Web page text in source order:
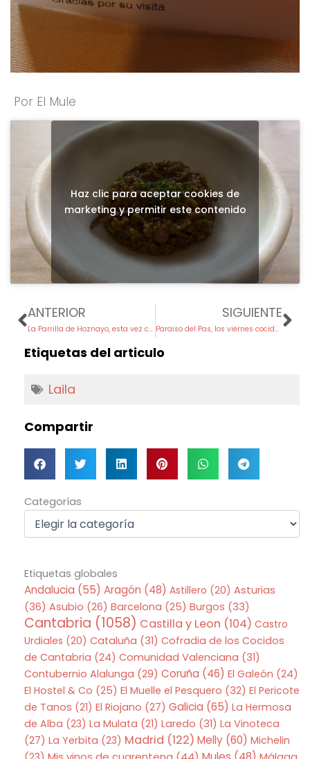
Por El Mule
Haz clic para aceptar cookies de
marketing y permitir este contenido
Prev
ANTERIOR
La Parrilla de Hoznayo, esta vez con Elvira
SIGUIENTE
Paraiso del Pas, los viernes cocido lebaniego
Etiquetas del articulo
Laila
Compartir
Categorías
Categorías
Etiquetas globales
Andalucia (55) Aragón (48) Astillero (20) Asturias
(36) Asubio (26) Barcelona (25) Burgos (33)
Cantabria (1058) Castilla y Leon (104) Castro
Urdiales (20) Cataluña (31) Cofradia de los Cocidos
de Cantabria (24) Comunidad Valenciana (31)
Contubernio Alalunga (29) Coruña (46) El Galeón (24)
El Hostel & Co (25) El Muelle el Pesquero (32) El Pericote
de Tanos (21) El Riojano (27) Galicia (65) La Hermosa
de Alba (23) La Mulata (21) Laredo (31) La Vinoteca
(27) La Yerbita (23) Madrid (122) Melly(60) Michelin